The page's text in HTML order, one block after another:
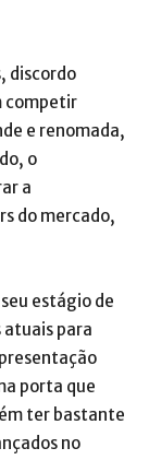
discordo
competir
e renomada,
o
a
do mercado,
estágio de
atuais para
porta que
ter bastante
no